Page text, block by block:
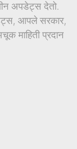
अपडेट्स देतो.
आपले सरकार,
माहिती प्रदान